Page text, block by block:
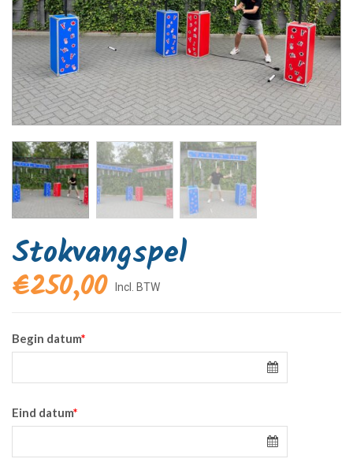
Stokvangspel
€250,00
Begin datum*
Eind datum*